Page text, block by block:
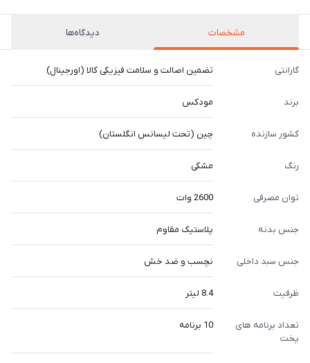
مشخصات دیدگاه‌ها
گارانتی تضمین اصالت و سلامت فیزیکی کالا (اورجینال)
برند مودکس
کشور سازنده چین (تحت لیسانس انگلستان)
رنگ مشکی
توان مصرفی 2600 وات
جنس بدنه پلاستیک مقاوم
جنس سبد داخلی نچسب و ضد خش
ظرفیت 8.4 لیتر
تعداد برنامه های
پخت
10 برنامه